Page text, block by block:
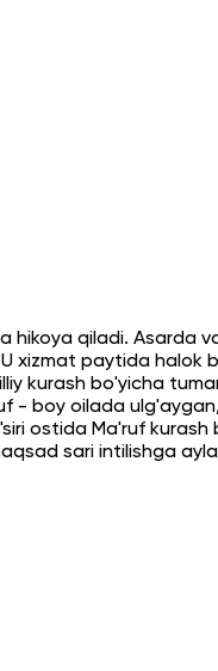
qiladi. Asarda
xizmat paytida halok
kurash bo'yicha
- boy oilada
ostida Ma'ruf kurash
sari intilishga